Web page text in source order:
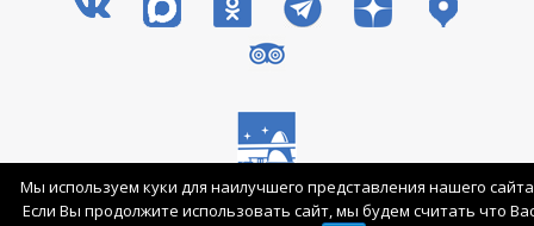
Все права защищены © 2003-2026 ГМИК им. К.Э. Циолковского
Вход для сотрудников
Карта сайта
Мы используем куки для наилучшего представления нашего
Если Вы продолжите использовать сайт, мы будем считать что